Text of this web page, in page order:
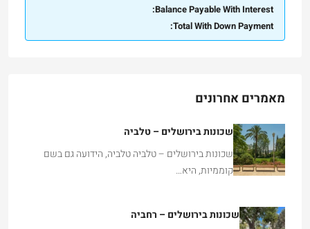
Balance Payable With Interest:
Total With Down Payment:
מאמרים אחרונים
שכונות בירושלים – טלביה
שכונות בירושלים – טלביה טלביה, הידועה גם בשם
קוממיות, היא…
שכונות בירושלים – רחביה